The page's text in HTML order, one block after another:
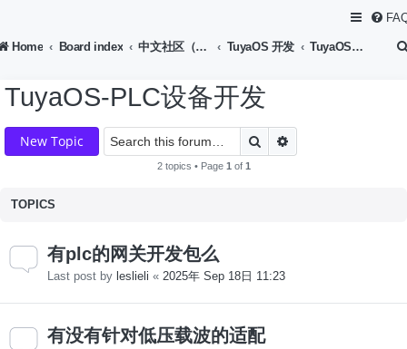
Home Board index 中文社区（Chinese Forum） TuyaOS 开发 TuyaOS-PLC设备开发
TuyaOS-PLC设备开发
New Topic Search
2 topics • Page 1 of 1
TOPICS
有plc的网关开发包么
Last post by leslieli « 2025年 Sep 18日 11:23
有没有针对低压载波的适配